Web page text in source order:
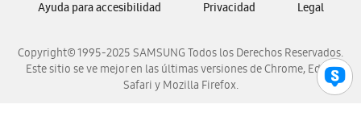
Copyright© 1995-2025 SAMSUNG Todos los Derechos Reservados.
Este sitio se ve mejor en las últimas versiones de Chrome, Edge,
Safari y Mozilla Firefox.
Ayuda para accesibilidad Privacidad Legal